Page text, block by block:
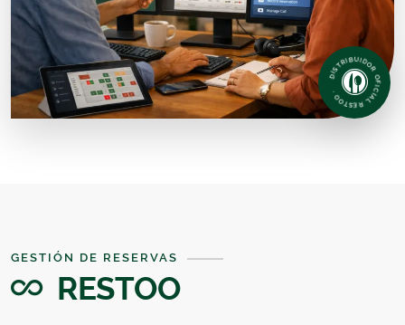
DISTRIBUIDOR OFICIAL RESTOO ·
GESTIÓN DE RESERVAS
RESTOO